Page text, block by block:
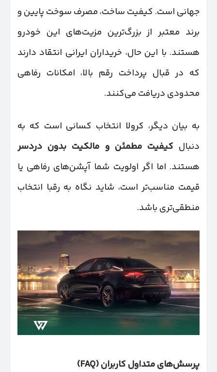
جهانی است. کیفیت ساخت، مصرف سوخت پایین و
برند معتبر از بزرگ‌ترین مزیت‌های این خودرو
هستند. با این حال، خریداران ایرانی انتقاد دارند
که در قبال پرداخت رقم بالا، امکانات رفاهی
محدودی دریافت می‌کنند.
به بیان دیگر، کرولا انتخاب کسانی است که به
دنبال کیفیت مطمئن و مالکیت بدون دردسر
هستند. اما اگر اولویت شما آپشن‌های رفاهی یا
قیمت مناسب‌تر است، شاید نگاه به رقبا انتخاب
منطقی‌تری باشد.
پرسش‌های متداول کاربران(FAQ)